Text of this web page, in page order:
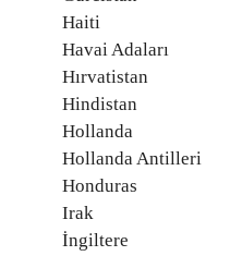
Haiti
Havai Adaları
Hırvatistan
Hindistan
Hollanda
Hollanda Antilleri
Honduras
Irak
İngiltere